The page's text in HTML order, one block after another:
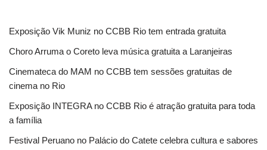
Exposição Vik Muniz no CCBB Rio tem entrada gratuita
Choro Arruma o Coreto leva música gratuita a Laranjeiras
Cinemateca do MAM no CCBB tem sessões gratuitas de
cinema no Rio
Exposição INTEGRA no CCBB Rio é atração gratuita para toda
a família
Festival Peruano no Palácio do Catete celebra cultura e sabores